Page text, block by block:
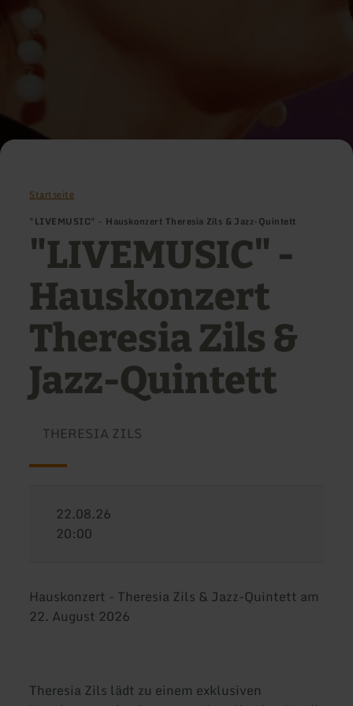
Startseite
"LIVEMUSIC" - Hauskonzert Theresia Zils & Jazz-Quintett
"LIVEMUSIC" -
Hauskonzert
Theresia Zils &
Jazz-Quintett
THERESIA ZILS
22.08.26
20:00
Hauskonzert - Theresia Zils & Jazz-Quintett am
22. August 2026
Theresia Zils lädt zu einem exklusiven